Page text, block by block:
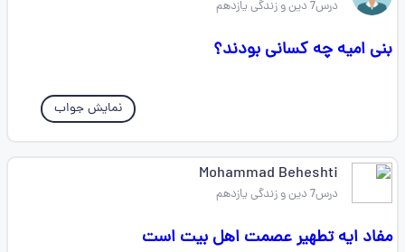
درس7 دین و زندگی یازدهم
بنی امیه چه کسانی بودند؟
نمایش جواب
Mohammad Beheshti
درس7 دین و زندگی یازدهم
مفاد ایه تطهیر عصمت اهل بیت است